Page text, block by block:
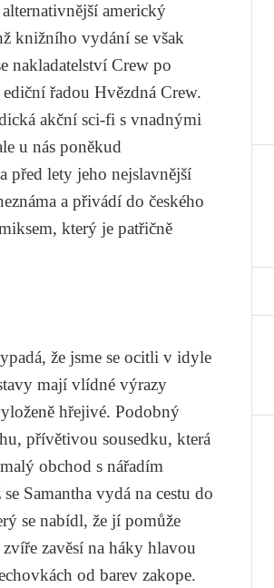
americký
knižního vydání se však
nakladatelství Crew po
řadou Hvězdná Crew.
akční sci-fi s vnadnými
u nás poněkud
před lety jeho nejslavnější
a přivádí do českého
který je patřičně
že jsme se ocitli v idyle
mají vlídné výrazy
hřejivé. Podobný
přívětivou sousedku, která
obchod s nářadím
Samantha vydá na cestu do
se nabídl, že jí pomůže
zavěsí na háky hlavou
od barev zakope.